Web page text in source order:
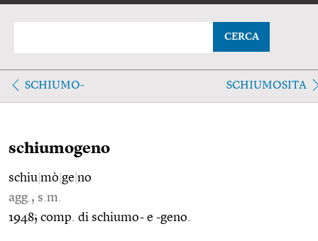
CERCA
SCHIUMO- SCHIUMOSITA
schiumogeno
schiu mò ge no
agg., s.m.
1948; comp. di schiumo- e -geno.